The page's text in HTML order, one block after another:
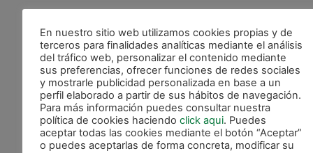
ANTERIOR
Magnesitas Navarras renueva su patrocinio
CALENDARIO DE LIGA
En nuestro sitio web utilizamos cookies propias y de
terceros para finalidades analíticas mediante el análisis
del tráfico web, personalizar el contenido mediante
sus preferencias, ofrecer funciones de redes sociales
y mostrarle publicidad personalizada en base a un
perfil elaborado a partir de sus hábitos de navegación.
Para más información puedes consultar nuestra
política de cookies haciendo click aqui. Puedes
aceptar todas las cookies mediante el botón “Aceptar”
o puedes aceptarlas de forma concreta, modificar su